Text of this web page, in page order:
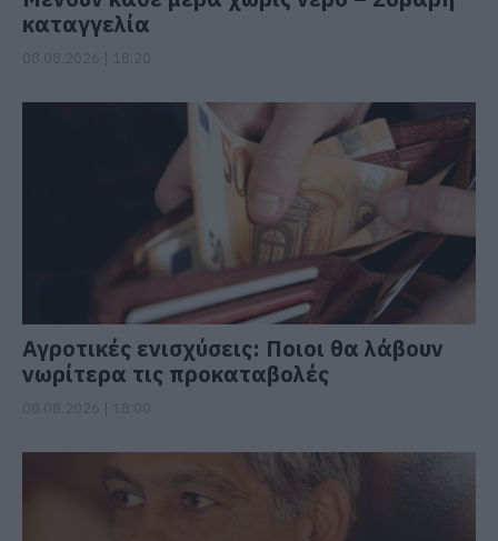
καταγγελία
Αγροτικές ενισχύσεις: Ποιοι θα λάβουν
νωρίτερα τις προκαταβολές